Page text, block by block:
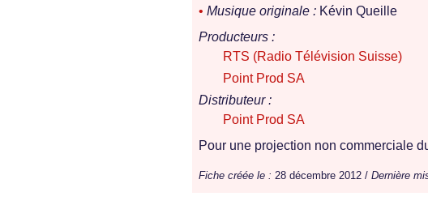
• Musique originale : Kévin Queille
Producteurs :
RTS (Radio Télévision Suisse)
Point Prod SA
Distributeur :
Point Prod SA
Pour une projection non commerciale
Fiche créée le : 28 décembre 2012 / Dernière